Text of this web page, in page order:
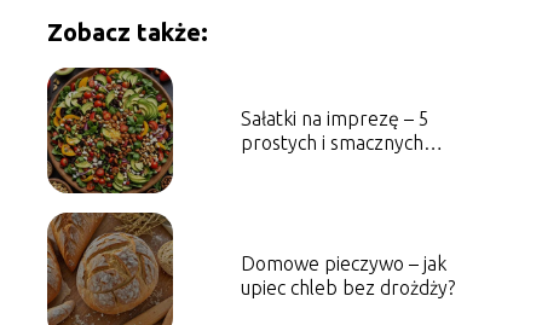
Zobacz także:
Sałatki na imprezę – 5
prostych i smacznych
Domowe pieczywo – jak
upiec chleb bez drożdży?